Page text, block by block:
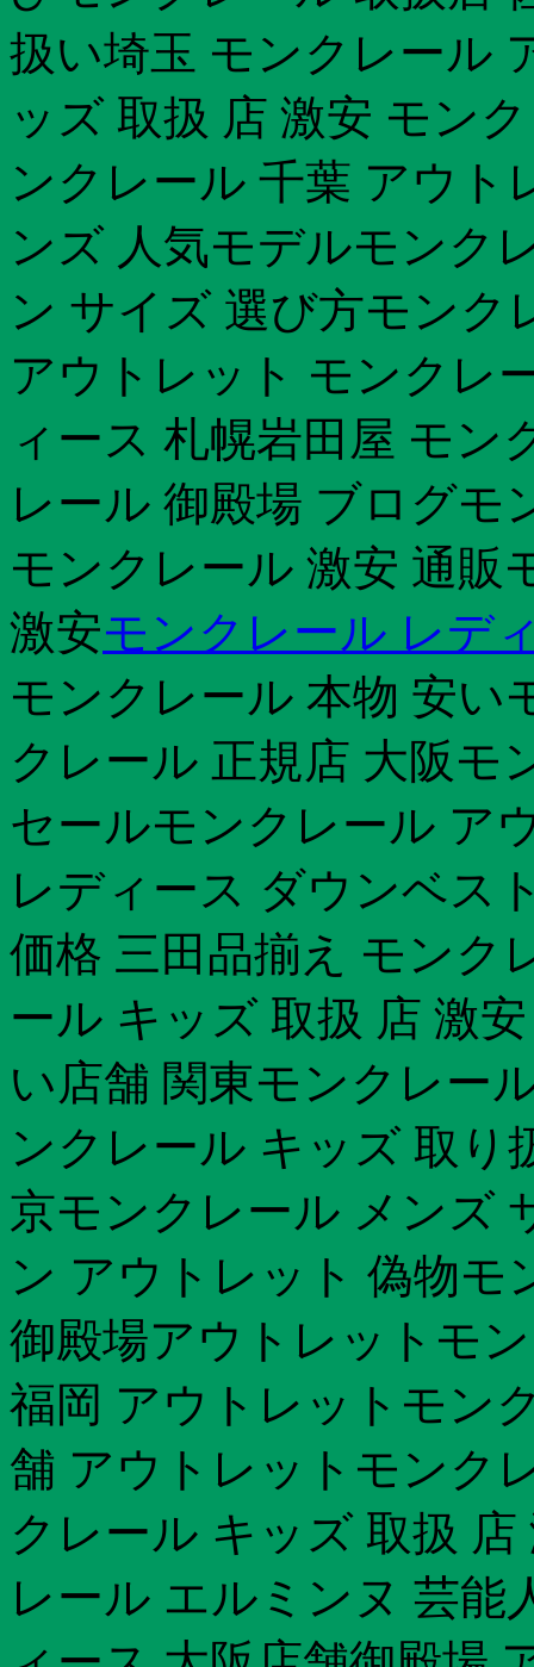
扱い埼玉 モンクレール
ッズ 取扱 店 激安 モン
ンクレール 千葉 アウト
ンズ 人気モデルモンク
ン サイズ 選び方モンク
アウトレット モンクレ
ィース 札幌岩田屋 モ
レール 御殿場 ブログモ
モンクレール 激安 通販
激安モンクレール レデ
モンクレール 本物 安い
クレール 正規店 大阪モ
セールモンクレール ア
レディース ダウンベス
価格 三田品揃え モンク
ール キッズ 取扱 店 激
い店舗 関東モンクレー
ンクレール キッズ 取り
京モンクレール メンズ
ン アウトレット 偽物モ
御殿場アウトレットモ
福岡 アウトレットモン
舗 アウトレットモンク
クレール キッズ 取扱 店
レール エルミンヌ 芸能